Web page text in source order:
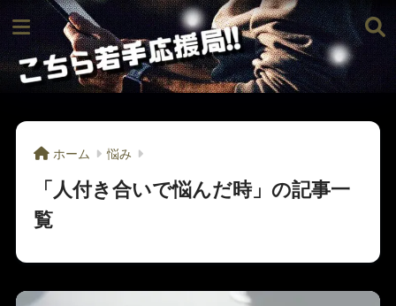
ホーム 悩み
「人付き合いで悩んだ時」の記事一
覧